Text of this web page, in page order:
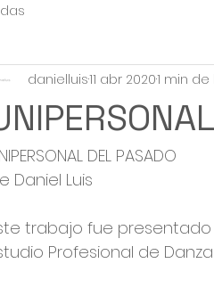
danielluis11 abr 20201 min
DEL PASADO
Daniel Luis
trabajo fue
Profesional de Danza